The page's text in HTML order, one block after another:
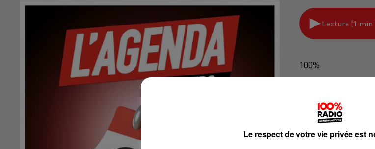
Lecture (1 min
100%
Le respect de votre vie privée est